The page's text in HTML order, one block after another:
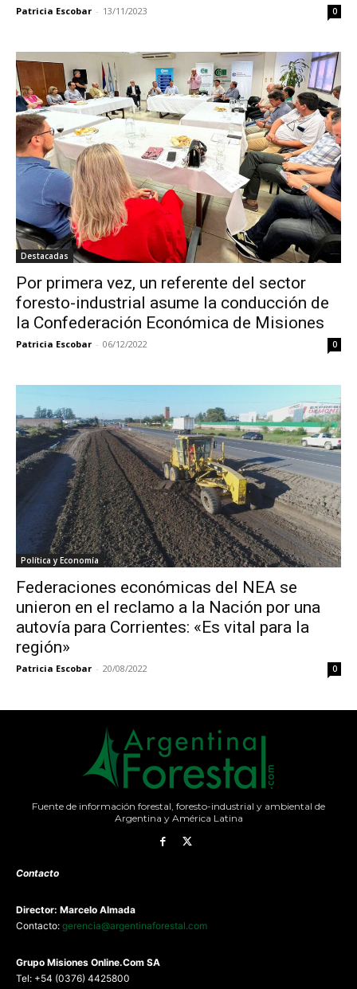
Patricia Escobar - 13/11/2023 0
Destacadas
Por primera vez, un referente del sector
foresto-industrial asume la conducción de
la Confederación Económica de Misiones
Patricia Escobar - 06/12/2022 0
Política y Economía
Federaciones económicas del NEA se
unieron en el reclamo a la Nación por una
autovía para Corrientes: «Es vital para la
región»
Patricia Escobar - 20/08/2022 0
Fuente de información forestal, foresto-industrial y ambiental de
Argentina y América Latina
Contacto
Director: Marcelo Almada
Contacto: gerencia@argentinaforestal.com
Grupo Misiones Online.Com SA
Tel: +54 (0376) 4425800